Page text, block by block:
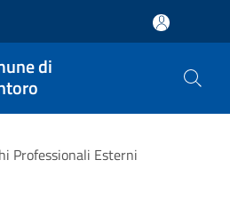
di
Professionali Esterni